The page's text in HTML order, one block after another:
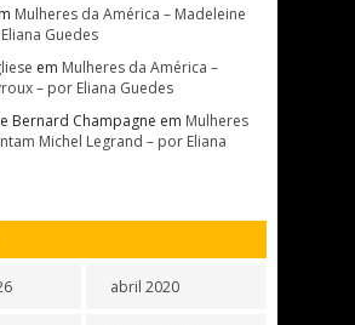
Mulheres da América – Madeleine
Guedes
em Mulheres da América –
– por Eliana Guedes
Bernard Champagne em Mulheres
Michel Legrand – por Eliana
abril 2020